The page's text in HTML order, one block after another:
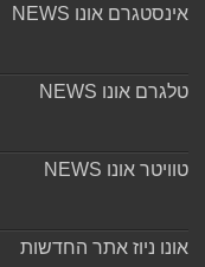
אינסטגרם אונו NEWS
טלגרם אונו NEWS
טוויטר אונו NEWS
אונו ניוז אתר החדשות